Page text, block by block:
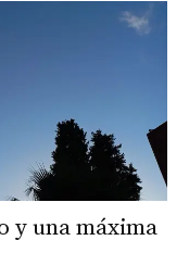
y una máxima